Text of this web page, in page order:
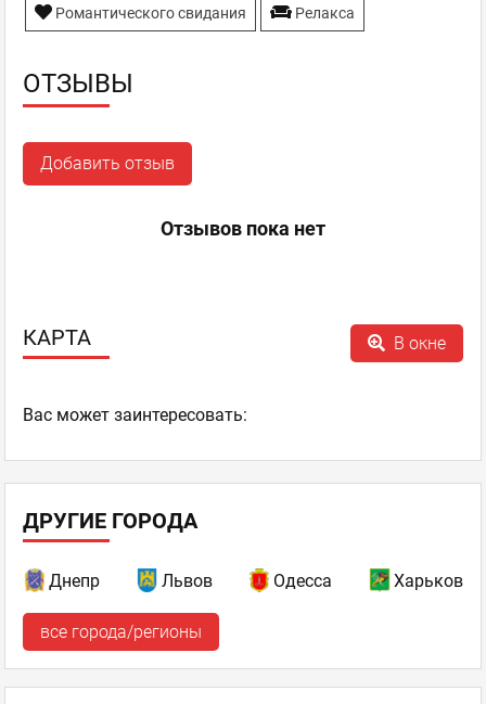
Романтического свидания Релакса
ОТЗЫВЫ
Добавить отзыв
Отзывов пока нет
КАРТА В окне
Ваc может заинтересовать:
ДРУГИЕ ГОРОДА
Днепр Львов Одесса Харьков
все города/регионы